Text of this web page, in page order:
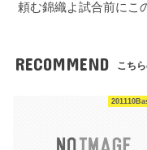
頼む錦織よ試合前にこ
RECOMMEND こち